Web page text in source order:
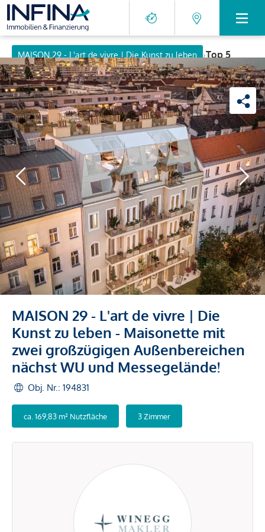
MAISON 29 - L'art de vivre | Die Kunst zu leben ›Top 5
MAISON 29 - L'art de vivre | Die
Kunst zu leben - Maisonette mit
zwei großzügigen Außenbereichen
nächst WU und Messegelände!
Obj. Nr.: 194831
ca. 169,83 m² Nutzfläche 3 Zimmer